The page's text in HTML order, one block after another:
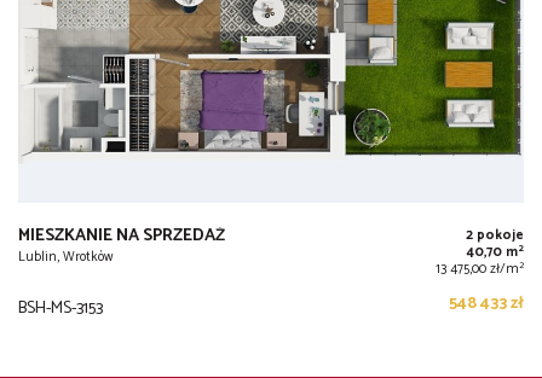
MIESZKANIE NA SPRZEDAŻ
Lublin, Wrotków
2 pokoje
40,70 m2
13 475,00 zł/m2
BSH-MS-3153 548 433 zł